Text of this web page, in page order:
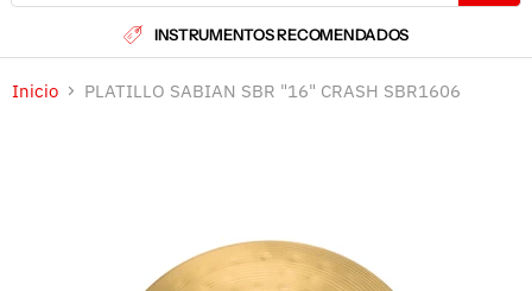
INSTRUMENTOS RECOMENDADOS
Inicio PLATILLO SABIAN SBR "16" CRASH SBR1606